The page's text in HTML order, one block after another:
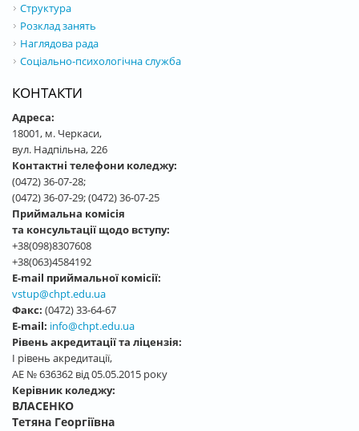
Структура
Розклад занять
Наглядова рада
Соціально-психологічна служба
КОНТАКТИ
Адреса:
18001, м. Черкаси,
вул. Надпільна, 226
Контактні телефони коледжу:
(0472) 36-07-28;
(0472) 36-07-29; (0472) 36-07-25
Приймальна комісія
та консультації щодо вступу:
+38(098)8307608
+38(063)4584192
E-mail приймальної комісії:
vstup@chpt.edu.ua
Факс: (0472) 33-64-67
E-mail: info@chpt.edu.ua
Рівень акредитації та ліцензія:
І рівень акредитації,
АЕ № 636362 від 05.05.2015 року
Керівник коледжу:
ВЛАСЕНКО
Тетяна Георгіївна